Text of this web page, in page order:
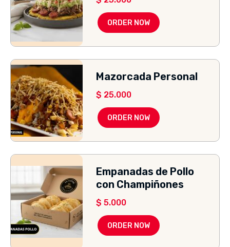
ORDER NOW
Mazorcada Personal
$ 25.000
ORDER NOW
Empanadas de Pollo
con Champiñones
$ 5.000
ORDER NOW